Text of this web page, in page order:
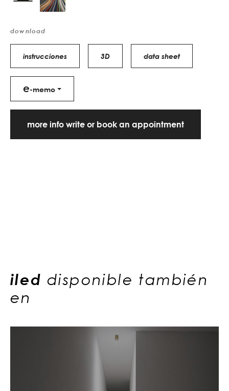
download
instrucciones 3D data sheet
e-memo
more info write or book an appointment
iled disponible también
en